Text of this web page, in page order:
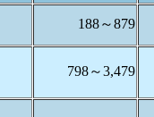
188～879
798～3,479